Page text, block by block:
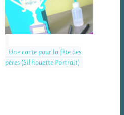
Une carte pour la fête des
pères (Silhouette Portrait)